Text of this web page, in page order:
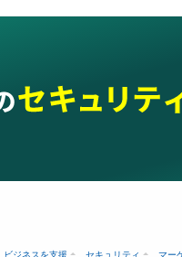
ビジネスを支援 セキュリティ マー